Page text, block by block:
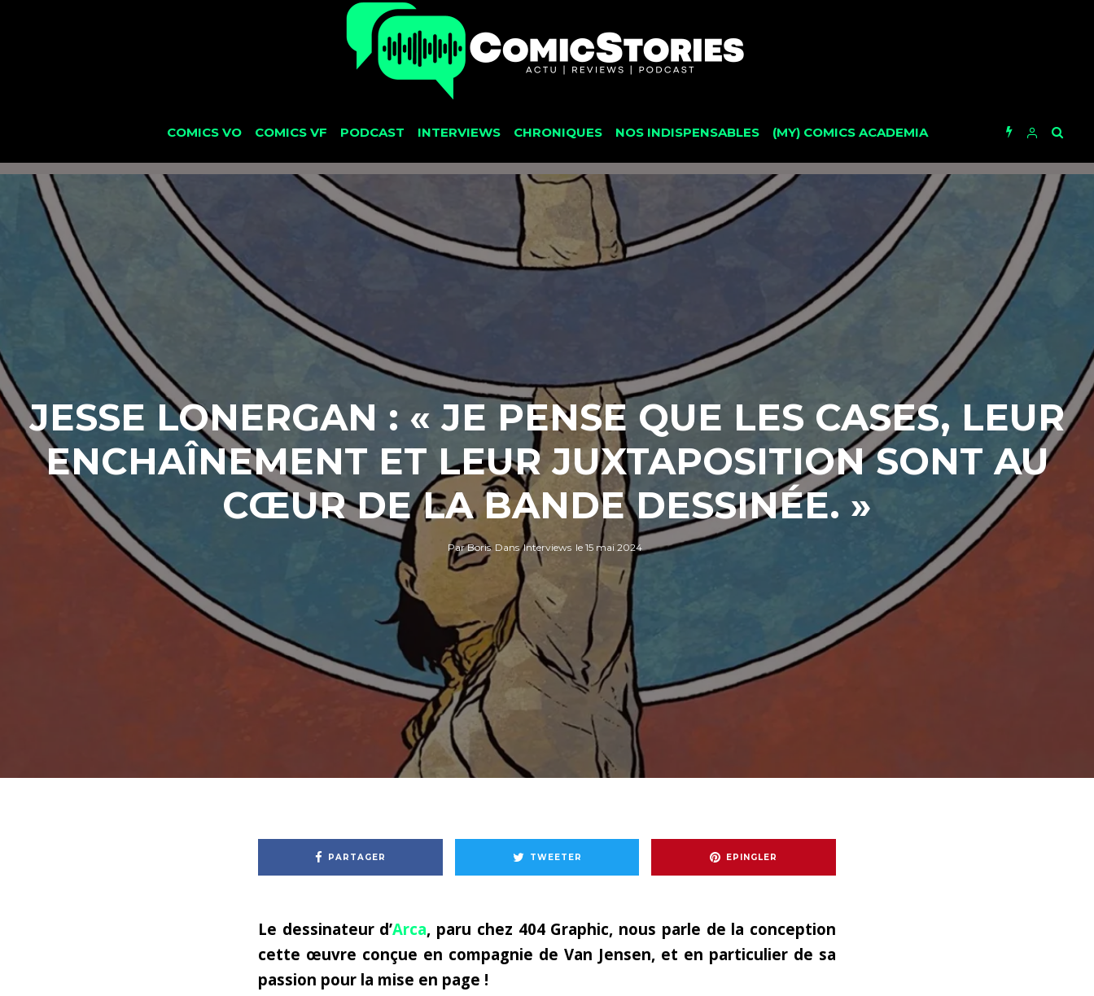
COMICS VO COMICS VF PODCAST INTERVIEWS CHRONIQUES NOS INDISPENSABLES (MY) COMICS ACADEMIA
JESSE LONERGAN : « JE PENSE QUE LES CASES, LEUR
ENCHAÎNEMENT ET LEUR JUXTAPOSITION SONT AU
CŒUR DE LA BANDE DESSINÉE. »
ParBoris DansInterviews le 15 mai 2024
PARTAGER TWEETER EPINGLER
Le dessinateur d’Arca, paru chez 404 Graphic, nous parle de la conception
cette œuvre conçue en compagnie de Van Jensen, et en particulier de sa
passion pour la mise en page !